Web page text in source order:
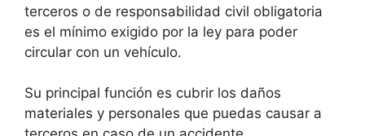
terceros o de responsabilidad civil obligatoria
es el mínimo exigido por la ley para poder
circular con un vehículo.
Su principal función es cubrir los daños
materiales y personales que puedas causar a